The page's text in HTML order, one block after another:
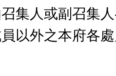
集人或副召集
以外之本府各